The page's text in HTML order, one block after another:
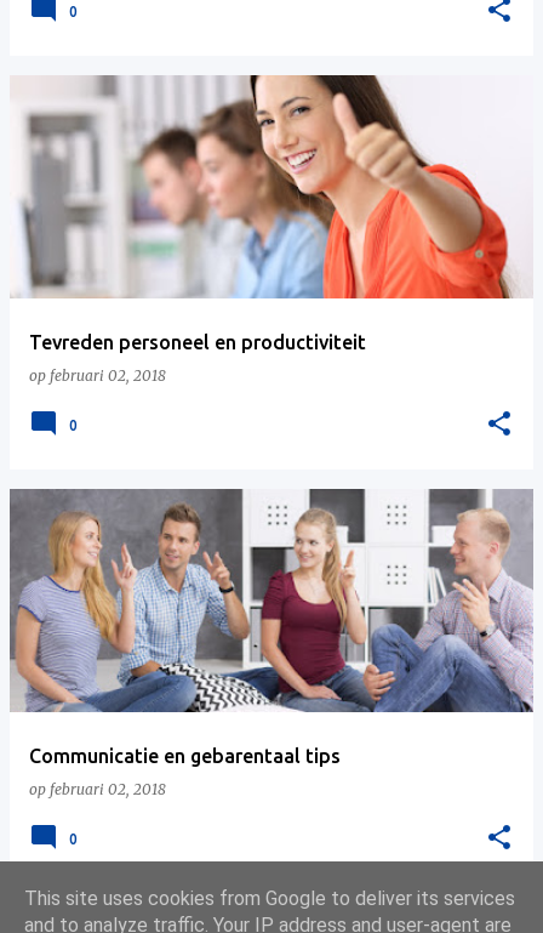
0
Tevreden personeel en productiviteit
op februari 02, 2018
0
Communicatie en gebarentaal tips
op februari 02, 2018
0
This site uses cookies from Google to deliver its services
and to analyze traffic. Your IP address and user-agent are